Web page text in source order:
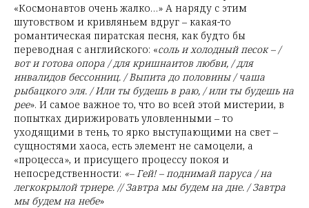
«Космонавтов очень жалко…» А наряду с этим
шутовством и кривляньем вдруг – какая-то
романтическая пиратская песня, как будто бы
переводная с английского: «соль и холодный песок – /
вот и готова опора / для кришнаитов любви, / для
инвалидов бессонниц. / Выпита до половины / чаша
рыбацкого эля. / Или ты будешь в раю, / или ты будешь на
рее». И самое важное то, что во всей этой мистерии, в
попытках дирижировать уловленными – то
уходящими в тень, то ярко выступающими на свет –
сущностями хаоса, есть элемент не самоцели, а
«процесса», и присущего процессу покоя и
непосредственности: «– Гей! – поднимай паруса / на
легкокрылой триере. // Завтра мы будем на дне. / Завтра
мы будем на небе»